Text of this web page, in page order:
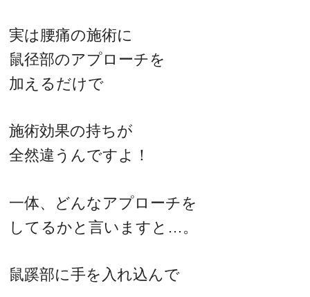
実は腰痛の施術に
鼠径部のアプローチを
加えるだけで
施術効果の持ちが
全然違うんですよ！
一体、どんなアプローチを
してるかと言いますと…。
鼠蹊部に手を入れ込んで